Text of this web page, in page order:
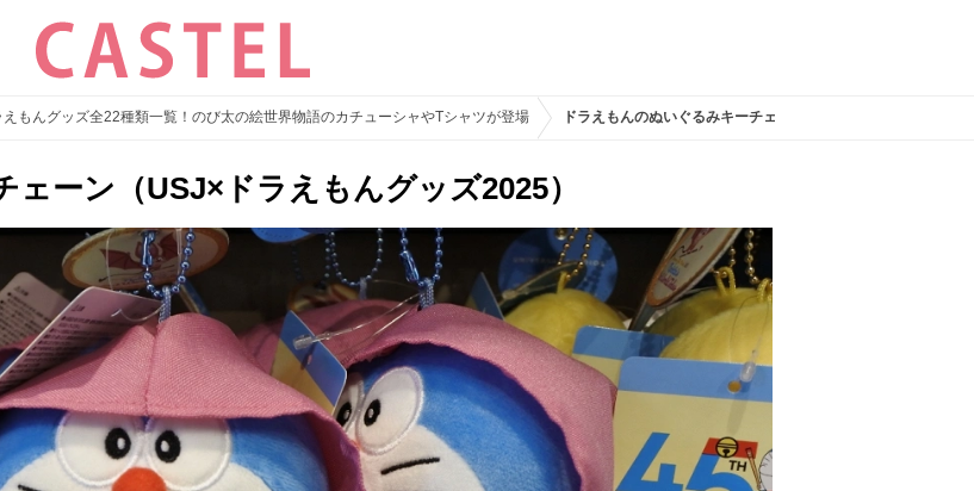
えもんグッズ全22種類一覧！のび太の絵世界物語のカチューシャやTシャツが登場 ドラえもんのぬいぐるみキーチェーン（USJ×ドラえもんグッ
ーン（USJ×ドラえもんグッズ2025）